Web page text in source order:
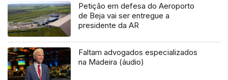
Petição em defesa do Aeroporto
de Beja vai ser entregue a
presidente da AR
Faltam advogados especializados
na Madeira (áudio)